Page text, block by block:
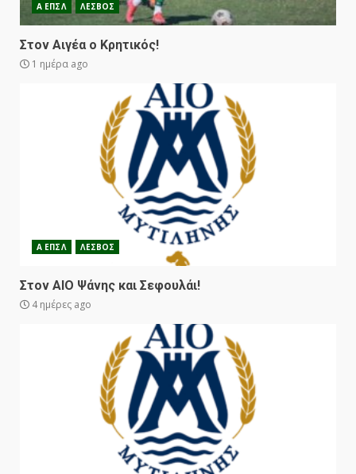
Α ΕΠΣΛ ΛΕΣΒΟΣ
Στον Αιγέα ο Κρητικός!
1 ημέρα ago
Α ΕΠΣΛ ΛΕΣΒΟΣ
Στον ΑΙΟ Ψάνης και Σεφουλάι!
4 ημέρες ago